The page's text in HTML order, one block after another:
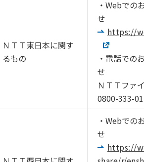
ＮＴＴ東日本に関す
るもの
・Webでの
せ
https://
・電話での
せ
ＮＴＴファ
0800-333-
・Webでの
せ
https://